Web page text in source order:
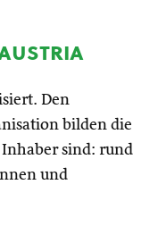
Den
bilden die
sind: rund
und